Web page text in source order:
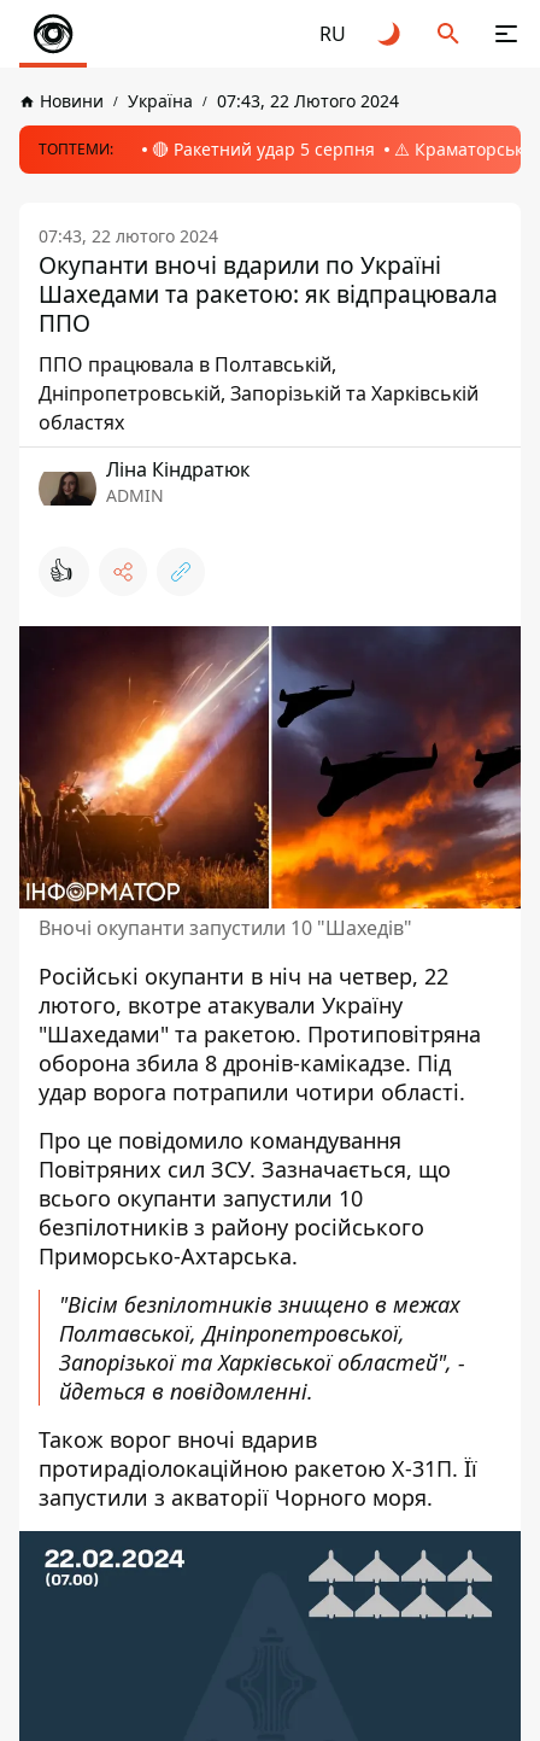
RU
Новини Україна 07:43, 22 Лютого 2024
ТОПТЕМИ: 🔴 Ракетний удар 5 серпня ⚠️ Краматорськ,
07:43, 22 лютого 2024
Окупанти вночі вдарили по Україні
Шахедами та ракетою: як відпрацювала
ППО
ППО працювала в Полтавській,
Дніпропетровській, Запорізькій та Харківській
областях
Ліна Кіндратюк
ADMIN
👍
Вночі окупанти запустили 10 "Шахедів"
Російські окупанти в ніч на четвер, 22
лютого, вкотре атакували Україну
"Шахедами" та ракетою. Протиповітряна
оборона збила 8 дронів-камікадзе. Під
удар ворога потрапили чотири області.
Про це повідомило командування
Повітряних сил ЗСУ. Зазначається, що
всього окупанти запустили 10
безпілотників з району російського
Приморсько-Ахтарська.
"Вісім безпілотників знищено в межах
Полтавської, Дніпропетровської,
Запорізької та Харківської областей", -
йдеться в повідомленні.
Також ворог вночі вдарив
протирадіолокаційною ракетою Х-31П. Її
запустили з акваторії Чорного моря.